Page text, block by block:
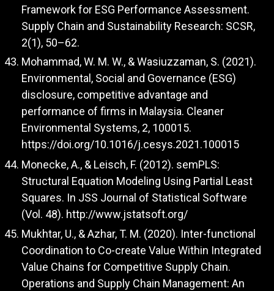
Framework for ESG Performance Assessment.
Supply Chain and Sustainability Research: SCSR,
2(1), 50–62.
Mohammad, W. M. W., & Wasiuzzaman, S. (2021).
Environmental, Social and Governance (ESG)
disclosure, competitive advantage and
performance of firms in Malaysia. Cleaner
Environmental Systems, 2, 100015.
https://doi.org/10.1016/j.cesys.2021.100015
Monecke, A., & Leisch, F. (2012). semPLS:
Structural Equation Modeling Using Partial Least
Squares. In JSS Journal of Statistical Software
(Vol. 48). http://www.jstatsoft.org/
Mukhtar, U., & Azhar, T. M. (2020). Inter-functional
Coordination to Co-create Value Within Integrated
Value Chains for Competitive Supply Chain.
Operations and Supply Chain Management: An